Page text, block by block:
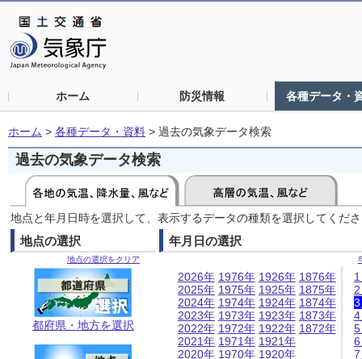
ホーム 防災情報 各種データ・
ホーム > 各種データ・資料 > 過去の気象データ検索
過去の気象データ検索
地点と年月日時を選択して、表示するデータの種類を選択してくだ
地点の選択
地点の選択をクリア
都府県・地方を選択
年月日の選択
2026年
2025年
2024年
2023年
2022年
2021年
2020年
1976年
1975年
1974年
1973年
1972年
1971年
1970年
1926年
1925年
1924年
1923年
1922年
1921年
1920年
1876年
1875年
1874年
1873年
1872年